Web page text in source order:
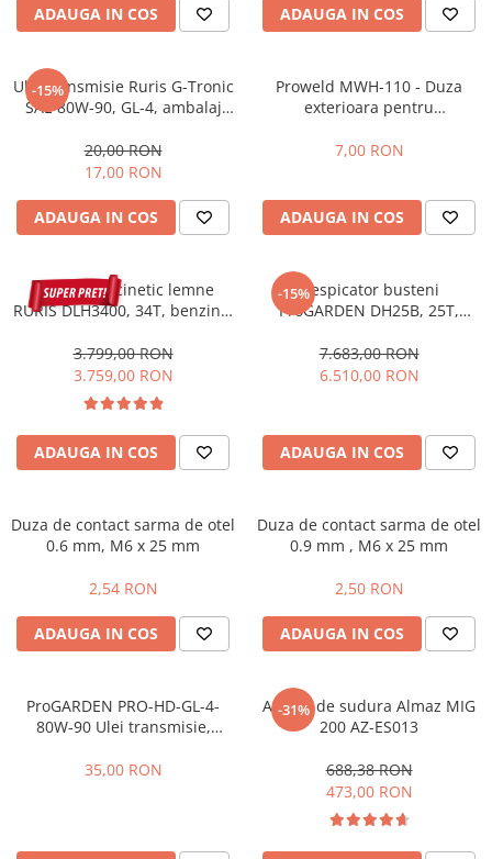
Casti de protectie
Ochelari si viziere de protectie
Echipamente platforma cu
Acumulatori si incarcatoare
platforma Detoolz FLEXI POWER
Ciocane rotopercutoare cu
acumulator Detoolz FLEXI POWER
Drujbe/fierastraie electrice cu lant
acumulator Detoolz FLEXI POWER
Detoolz FLEXI POWER
Fierastraie pendulare orizontale cu
acumulator Detoolz FLEXI POWER
Fierastraie pendulare verticale
("soricel") cu acumulator Detoolz
acumulator Detoolz FLEXI POWER
Pistoale de vopsit cu acumulator
acumulator Detoolz FLEXI POWER
Generatoare electrice
Automatizari generatoare
Generatoare digitale
ADAUGA IN COS ADAUGA IN COS
-15%
Ulei transmisie Ruris G-Tronic
SAE 80W-90, GL-4, ambalaj
20,00 RON
17,00 RON
ADAUGA IN COS
Proweld MWH-110 - Duza
exterioara pentru
7,00 RON
ADAUGA IN COS
Despicator cinetic lemne
RURIS DLH3400, 34T, benzina,
3.799,00 RON
3.759,00 RON
ADAUGA IN COS
-15%Despicator busteni
ProGARDEN DH25B, 25T,
500mm + ulei hidraulic
Mannol si ulei motor
7.683,00 RON
6.510,00 RON
ADAUGA IN COS
Duza de contact sarma de otel
0.6 mm, M6 x 25 mm
2,54 RON
ADAUGA IN COS
Duza de contact sarma de otel
0.9 mm , M6 x 25 mm
2,50 RON
ADAUGA IN COS
ProGARDEN PRO-HD-GL-4-
80W-90 Ulei transmisie,
35,00 RON
-31%
Aparat de sudura Almaz MIG
200 AZ-ES013
688,38 RON
473,00 RON